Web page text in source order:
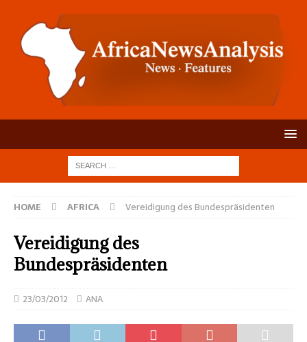
HOME AFRICA Vereidigung des Bundespräsidenten
Vereidigung des
Bundespräsidenten
23/03/2012 ANA